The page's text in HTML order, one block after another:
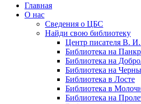
Главная
О нас
Сведения о ЦБС
Найди свою библиотеку
Центр писателя В. И.
Библиотека на
Библиотека на
Библиотека на
Библиотека в Лосте
Библиотека в
Библиотека на